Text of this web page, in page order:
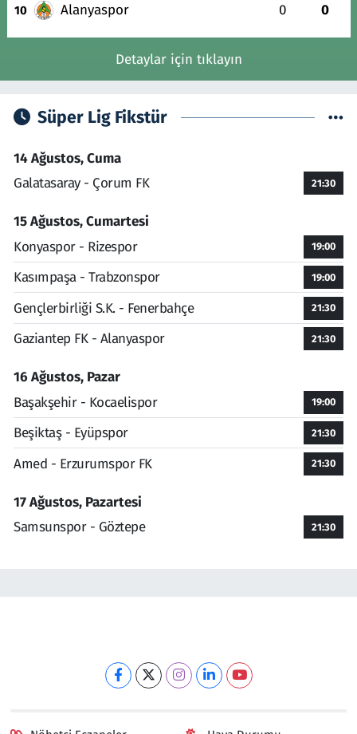
10 Alanyaspor 0 0
Detaylar için tıklayın
Süper Lig Fikstür
14 Ağustos, Cuma
Galatasaray - Çorum FK
21:30
15 Ağustos, Cumartesi
Konyaspor - Rizespor
19:00
Kasımpaşa - Trabzonspor 19:00
Gençlerbirliği S.K. - Fenerbahçe 21:30
Gaziantep FK - Alanyaspor 21:30
16 Ağustos, Pazar
Başakşehir - Kocaelispor
19:00
Beşiktaş - Eyüpspor 21:30
Amed - Erzurumspor FK 21:30
17 Ağustos, Pazartesi
Samsunspor - Göztepe
21:30